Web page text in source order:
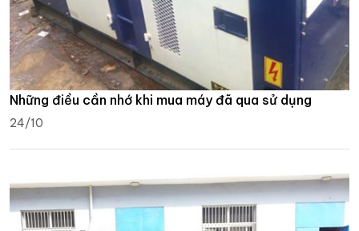
Những điều cần nhớ khi mua máy đã qua sử dụng
24/10